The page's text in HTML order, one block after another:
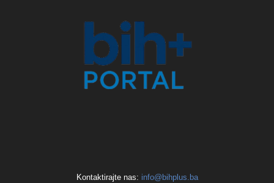
Kontaktirajte nas: info@bihplus.ba